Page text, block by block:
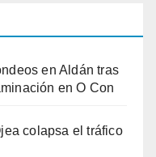
en Aldán tras
en O Con
colapsa el tráfico